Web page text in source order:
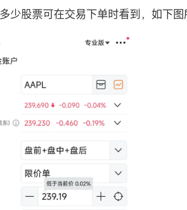
少股票可在交易下单时看到，如下图